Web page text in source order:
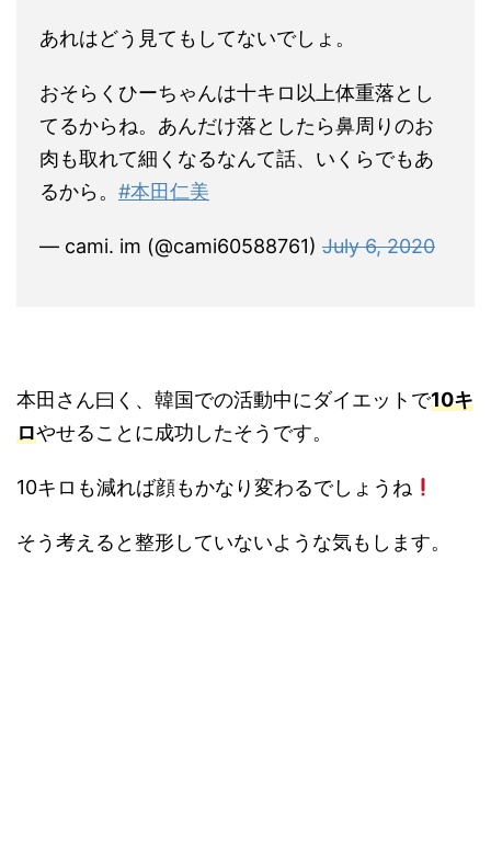
あれはどう見てもしてないでしょ。
おそらくひーちゃんは十キロ以上体重落とし
てるからね。あんだけ落としたら鼻周りのお
肉も取れて細くなるなんて話、いくらでもあ
るから。 #本田仁美
— cami. im (@cami60588761) July 6, 2020
本田さん曰く、韓国での活動中にダイエットで10キ
ロやせることに成功したそうです。
10キロも減れば顔もかなり変わるでしょうね
そう考えると整形していないような気もします。